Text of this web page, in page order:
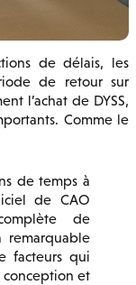
de délais, les
de retour sur
l’achat de DYSS,
Comme le
de temps à
de CAO
de
facteurs qui
et